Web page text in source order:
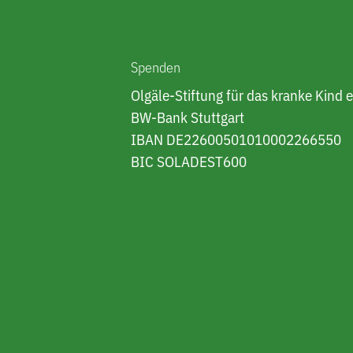
Spenden
Olgäle-Stiftung für das kranke Kind
BW-Bank Stuttgart
IBAN DE22600501010002266550
BIC SOLADEST600